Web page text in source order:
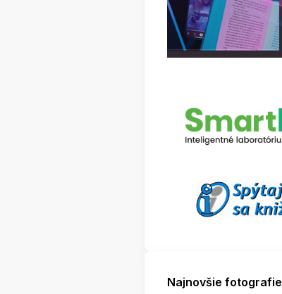
Najnovšie fotografie